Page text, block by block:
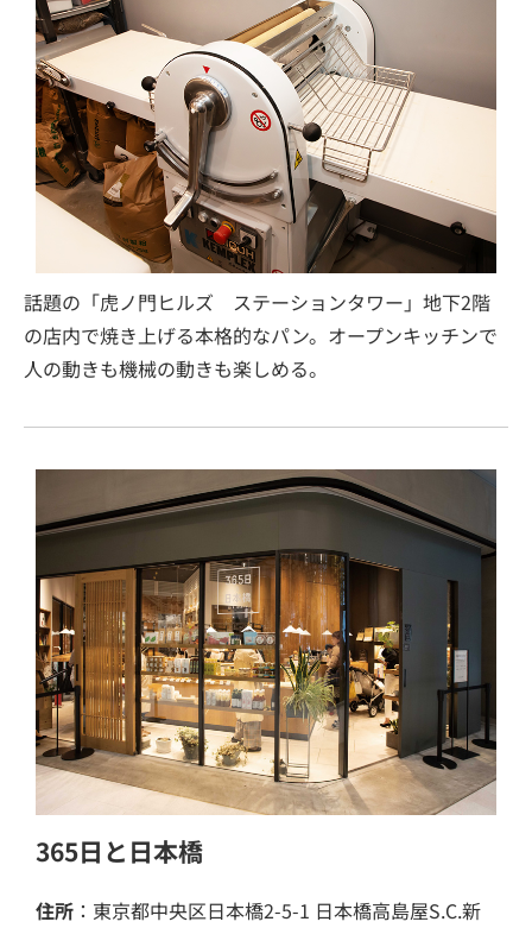
話題の「虎ノ門ヒルズ ステーションタワー」地下2階
の店内で焼き上げる本格的なパン。オープンキッチンで
人の動きも機械の動きも楽しめる。
365日と日本橋
住所 ：東京都中央区日本橋2-5-1 日本橋高島屋S.C.新